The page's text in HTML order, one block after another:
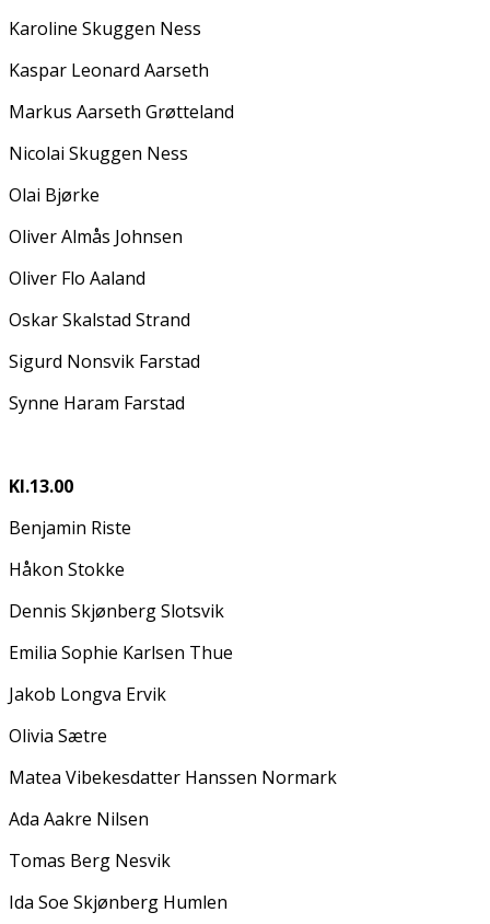
Karoline Skuggen Ness
Kaspar Leonard Aarseth
Markus Aarseth Grøtteland
Nicolai Skuggen Ness
Olai Bjørke
Oliver Almås Johnsen
Oliver Flo Aaland
Oskar Skalstad Strand
Sigurd Nonsvik Farstad
Synne Haram Farstad
Kl.13.00
Benjamin Riste
Håkon Stokke
Dennis Skjønberg Slotsvik
Emilia Sophie Karlsen Thue
Jakob Longva Ervik
Olivia Sætre
Matea Vibekesdatter Hanssen Normark
Ada Aakre Nilsen
Tomas Berg Nesvik
Ida Sofie Skjønberg Humlen